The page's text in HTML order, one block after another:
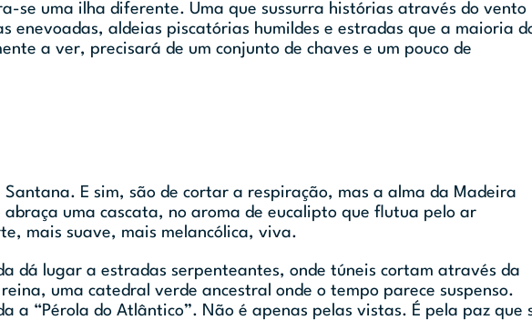
se uma ilha diferente. Uma que sussurra histórias através do vento
enevoadas, aldeias piscatórias humildes e estradas que a maioria
a ver, precisará de um conjunto de chaves e um pouco de
E sim, são de cortar a respiração, mas a alma da Madeira
uma cascata, no aroma de eucalipto que flutua pelo ar
mais suave, mais melancólica, viva.
dá lugar a estradas serpenteantes, onde túneis cortam através da
uma catedral verde ancestral onde o tempo parece suspenso.
a “Pérola do Atlântico”. Não é apenas pelas vistas. É pela paz que